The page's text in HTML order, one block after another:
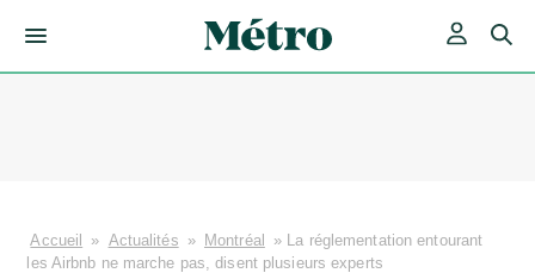
Accueil » Actualités » Montréal » La réglementation entourant
les Airbnb ne marche pas, disent plusieurs experts